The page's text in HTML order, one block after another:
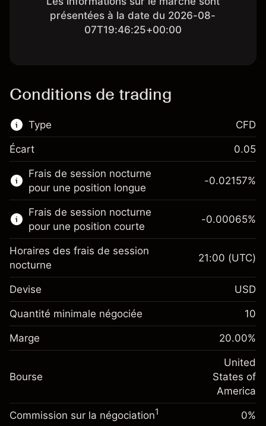
présentées à la date du 2026-08-
07T19:46:25+00:00
Conditions de trading
Type
Ce marché financier est disponible pour le
trading de CFD.
En savoir plus sur :
CFD
CFD
Écart 0.05
Frais de session nocturne
pour une position longue
Marge. Votre
investissement
Ajustement des fonds de
Frais sur la valeur totale de la
-0.021568
%
(-$1.08)
Taille de la position avec effet de levier
Valeur nominale avec effet de levier
-0.02157%
Frais de session nocturne
pour une position courte
Marge. Votre
$1,000.00
de overnight
position
-0.000654
%
(-$0.03)
Taille de la position avec effet de levier
-0.00065%
Horaires des frais de session
nocturne
21:00 (UTC)
Devise USD
Quantité minimale négociée 10
Marge 20.00%
Bourse
United
States of
America
Commission sur la négociation1 0%